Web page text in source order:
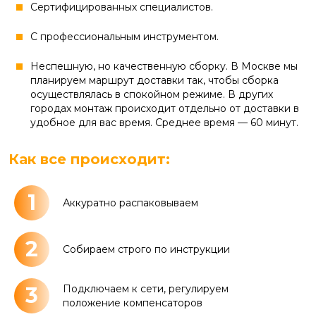
Сертифицированных специалистов.
С профессиональным инструментом.
Неспешную, но качественную сборку. В Москве мы
планируем маршрут доставки так, чтобы сборка
осуществлялась в спокойном режиме. В других
городах монтаж происходит отдельно от доставки в
удобное для вас время. Среднее время — 60 минут.
Как все происходит:
1 Аккуратно распаковываем
2 Собираем строго по инструкции
3
Подключаем к сети, регулируем
положение компенсаторов